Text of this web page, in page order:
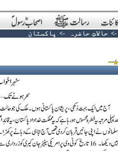
->حالاتِ حاضرہ -> پاکستان